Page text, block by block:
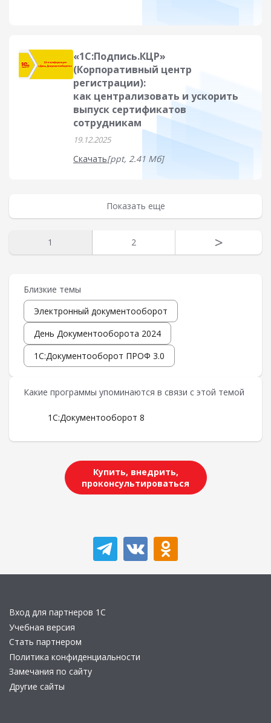
«1С:Подпись.КЦР»
(Корпоративный центр
регистрации):
как централизовать и ускорить
выпуск сертификатов
сотрудникам
19.12.2025
Скачать[ppt, 2.41 Мб]
Показать еще
1 2 >
Близкие темы
Электронный документооборот
День Документооборота 2024
1С:Документооборот ПРОФ 3.0
Какие программы упоминаются в связи с этой темой
1С:Документооборот 8
Купить, внедрить,
проконсультироваться
Вход для партнеров 1С
Учебная версия
Стать партнером
Политика конфиденциальности
Замечания по сайту
Другие сайты